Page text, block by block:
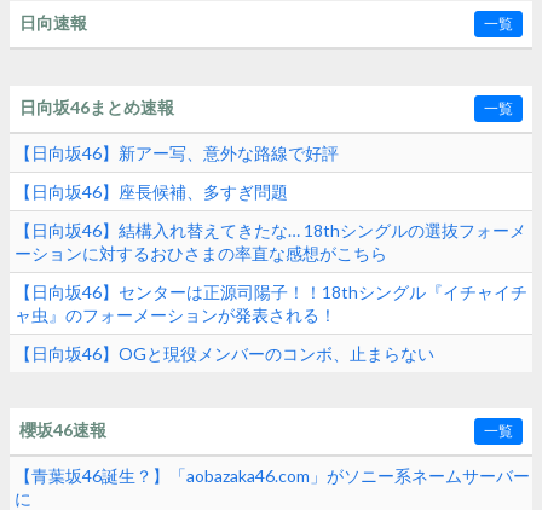
日向速報 一覧
日向坂46まとめ速報 一覧
【日向坂46】新アー写、意外な路線で好評
【日向坂46】座長候補、多すぎ問題
【日向坂46】結構入れ替えてきたな… 18thシングルの選抜フォーメ
ーションに対するおひさまの率直な感想がこちら
【日向坂46】センターは正源司陽子！！18thシングル『イチャイチ
ャ虫』のフォーメーションが発表される！
【日向坂46】OGと現役メンバーのコンボ、止まらない
櫻坂46速報 一覧
【青葉坂46誕生？】「aobazaka46.com」がソニー系ネームサーバー
に